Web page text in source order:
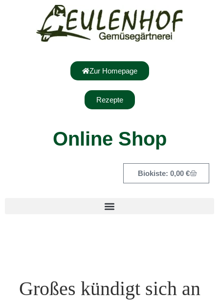
Zur Homepage
Rezepte
Online Shop
0,00 €
Großes kündigt sich an